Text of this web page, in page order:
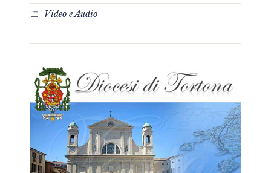
Video e Audio